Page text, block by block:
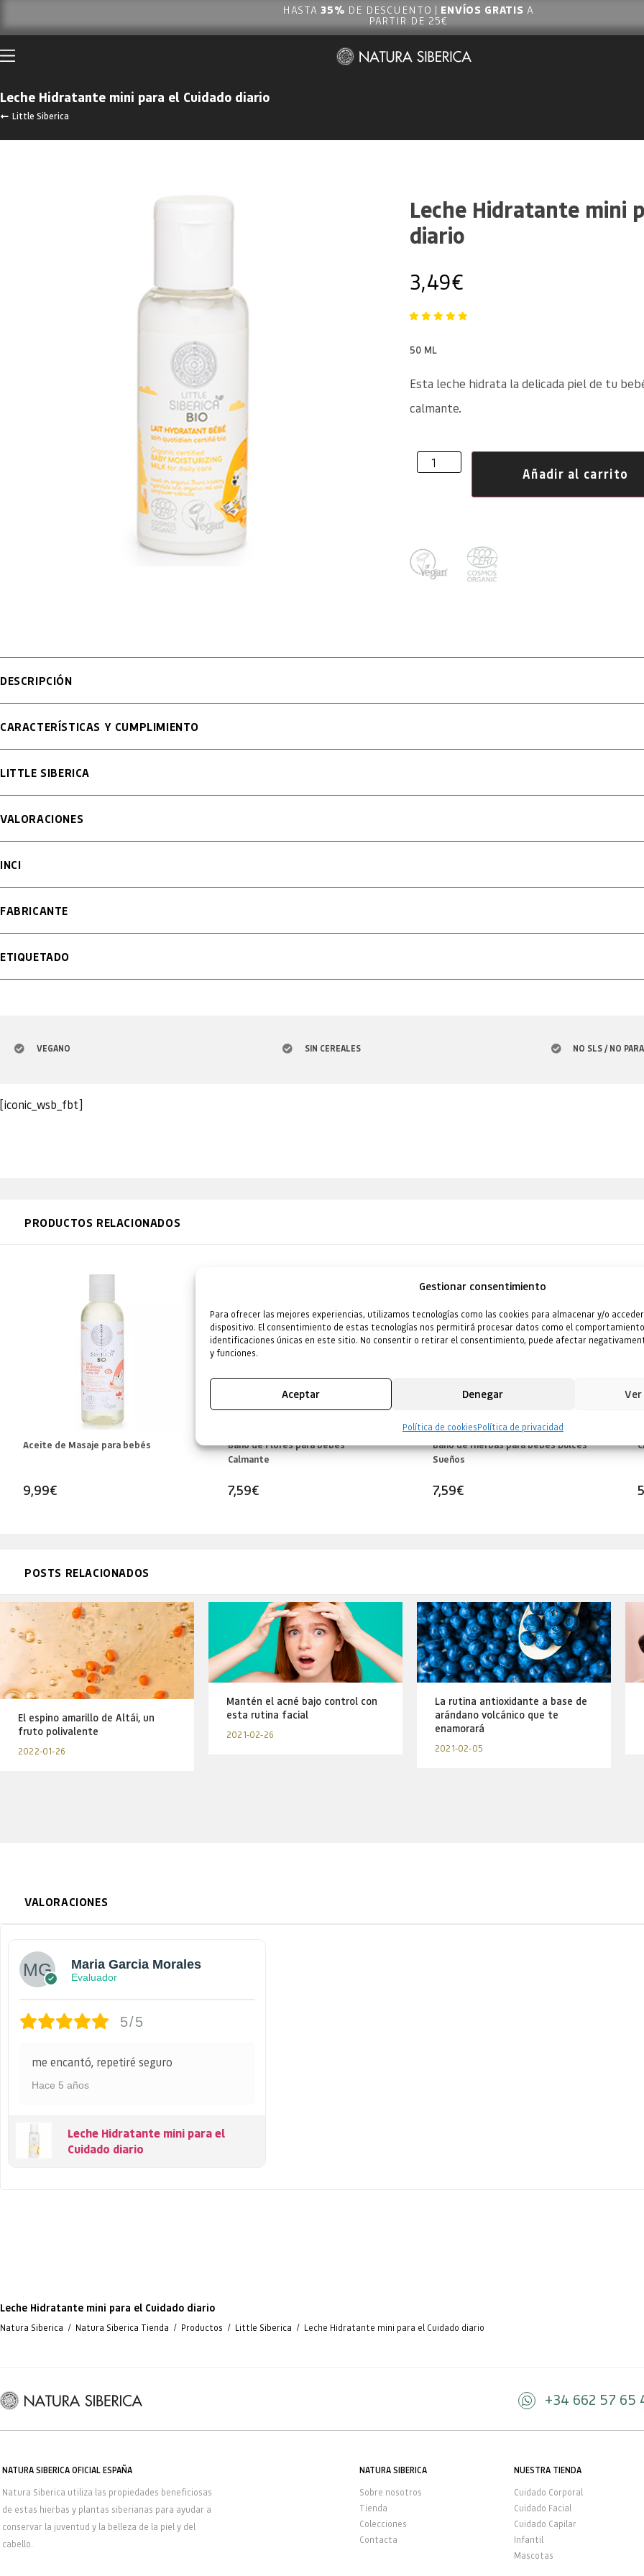
Gestionar consentimiento
Para ofrecer las mejores experiencias, utilizamos tecnologías como las cookies para almacenar y/o
dispositivo. El consentimiento de estas tecnologías nos permitirá procesar datos como el comportamiento
identificaciones únicas en este sitio. No consentir o retirar el consentimiento, puede afectar
y funciones.
Aceptar Denegar
Política de cookiesPolítica de privacidad
HASTA35% DE DESCUENTO | ENVÍOS GRATISA
PARTIR DE 25€
Leche Hidratante mini para el Cuidado diario
Little Siberica
Leche Hidratante mini
diario
3,49€
50 ML
Esta leche hidrata la delicada piel de tu
calmante.
Añadir al carrito
DESCRIPCIÓN
CARACTERÍSTICAS Y CUMPLIMIENTO
LITTLE SIBERICA
VALORACIONES
INCI
FABRICANTE
ETIQUETADO
VEGANO SIN CEREALES NO SLS / NO
[iconic_wsb_fbt]
PRODUCTOS RELACIONADOS
Aceite de Masaje para bebés
9,99€
Baño de Flores para bebés
Calmante
7,59€
Baño de Hierbas para bebés Dulces
Sueños
7,59€
POSTS RELACIONADOS
El espino amarillo de Altái, un
fruto polivalente
2022-01-26
Mantén el acné bajo control con
esta rutina facial
2021-02-26
La rutina antioxidante a base de
arándano volcánico que te
enamorará
2021-02-05
VALORACIONES
Maria Garcia Morales
Evaluador
5/5
me encantó, repetiré seguro
Hace 5 años
Leche Hidratante mini para el
Cuidado diario
Leche Hidratante mini para el Cuidado diario
Natura Siberica / Natura Siberica Tienda / Productos / Little Siberica / Leche Hidratante mini para el Cuidado diario
+34 662 57 65
NATURA SIBERICA OFICIAL ESPAÑA
Natura Siberica utiliza las propiedades beneficiosas
de estas hierbas y plantas siberianas para ayudar a
conservar la juventud y la belleza de la piel y del
cabello.
NATURA SIBERICA
Sobre nosotros
Tienda
Colecciones
Contacta
NUESTRA TIENDA
Cuidado Corporal
Cuidado Facial
Cuidado Capilar
Infantil
Mascotas